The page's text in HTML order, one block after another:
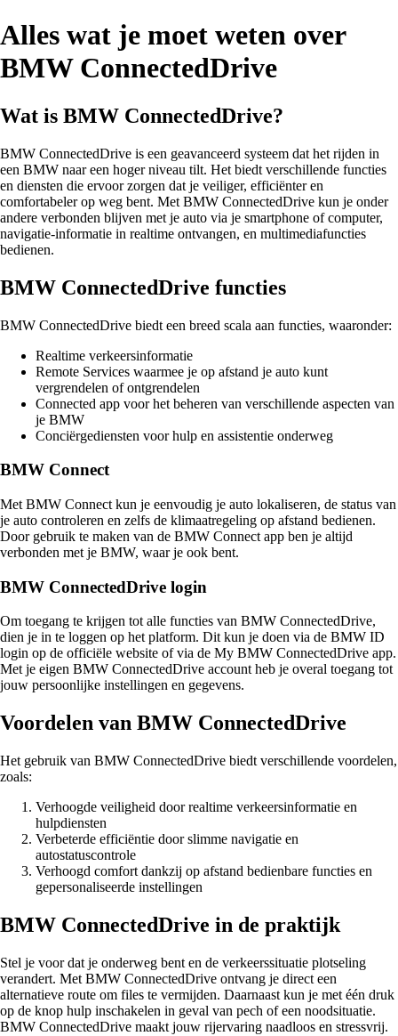
Alles wat je moet weten over
BMW ConnectedDrive
Wat is BMW ConnectedDrive?
BMW ConnectedDrive is een geavanceerd systeem dat het rijden in
een BMW naar een hoger niveau tilt. Het biedt verschillende functies
en diensten die ervoor zorgen dat je veiliger, efficiënter en
comfortabeler op weg bent. Met BMW ConnectedDrive kun je onder
andere verbonden blijven met je auto via je smartphone of computer,
navigatie-informatie in realtime ontvangen, en multimediafuncties
bedienen.
BMW ConnectedDrive functies
BMW ConnectedDrive biedt een breed scala aan functies, waaronder:
Realtime verkeersinformatie
Remote Services waarmee je op afstand je auto kunt
vergrendelen of ontgrendelen
Connected app voor het beheren van verschillende aspecten van
je BMW
Conciërgediensten voor hulp en assistentie onderweg
BMW Connect
Met BMW Connect kun je eenvoudig je auto lokaliseren, de status van
je auto controleren en zelfs de klimaatregeling op afstand bedienen.
Door gebruik te maken van de BMW Connect app ben je altijd
verbonden met je BMW, waar je ook bent.
BMW ConnectedDrive login
Om toegang te krijgen tot alle functies van BMW ConnectedDrive,
dien je in te loggen op het platform. Dit kun je doen via de BMW ID
login op de officiële website of via de My BMW ConnectedDrive app.
Met je eigen BMW ConnectedDrive account heb je overal toegang tot
jouw persoonlijke instellingen en gegevens.
Voordelen van BMW ConnectedDrive
Het gebruik van BMW ConnectedDrive biedt verschillende voordelen,
zoals:
Verhoogde veiligheid door realtime verkeersinformatie en
hulpdiensten
Verbeterde efficiëntie door slimme navigatie en
autostatuscontrole
Verhoogd comfort dankzij op afstand bedienbare functies en
gepersonaliseerde instellingen
BMW ConnectedDrive in de praktijk
Stel je voor dat je onderweg bent en de verkeerssituatie plotseling
verandert. Met BMW ConnectedDrive ontvang je direct een
alternatieve route om files te vermijden. Daarnaast kun je met één druk
op de knop hulp inschakelen in geval van pech of een noodsituatie.
BMW ConnectedDrive maakt jouw rijervaring naadloos en stressvrij.